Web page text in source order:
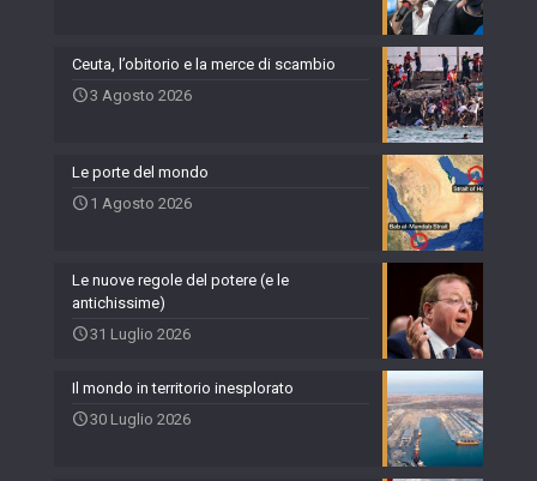
Ceuta, l’obitorio e la merce di scambio
3 Agosto 2026
Le porte del mondo
1 Agosto 2026
Le nuove regole del potere (e le
antichissime)
31 Luglio 2026
Il mondo in territorio inesplorato
30 Luglio 2026